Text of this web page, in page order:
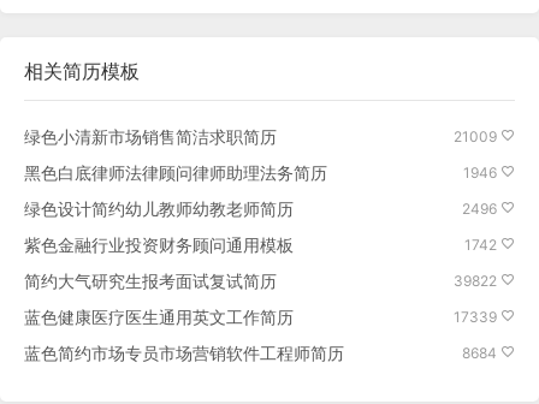
相关简历模板
绿色小清新市场销售简洁求职简历 21009
黑色白底律师法律顾问律师助理法务简历 1946
绿色设计简约幼儿教师幼教老师简历 2496
紫色金融行业投资财务顾问通用模板 1742
简约大气研究生报考面试复试简历 39822
蓝色健康医疗医生通用英文工作简历 17339
蓝色简约市场专员市场营销软件工程师简历 8684